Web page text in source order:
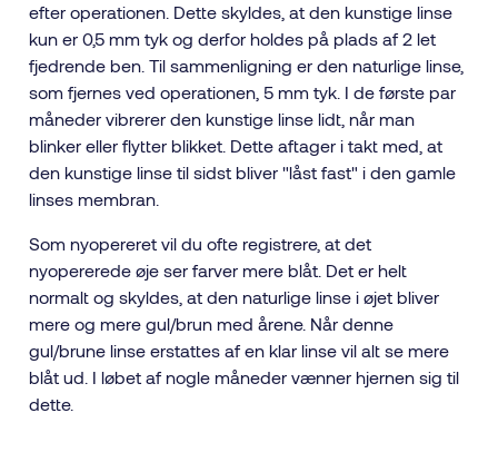
efter operationen. Dette skyldes, at den kunstige linse
kun er 0,5 mm tyk og derfor holdes på plads af 2 let
fjedrende ben. Til sammenligning er den naturlige linse,
som fjernes ved operationen, 5 mm tyk. I de første par
måneder vibrerer den kunstige linse lidt, når man
blinker eller flytter blikket. Dette aftager i takt med, at
den kunstige linse til sidst bliver "låst fast" i den gamle
linses membran.
Som nyopereret vil du ofte registrere, at det
nyopererede øje ser farver mere blåt. Det er helt
normalt og skyldes, at den naturlige linse i øjet bliver
mere og mere gul/brun med årene. Når denne
gul/brune linse erstattes af en klar linse vil alt se mere
blåt ud. I løbet af nogle måneder vænner hjernen sig til
dette.